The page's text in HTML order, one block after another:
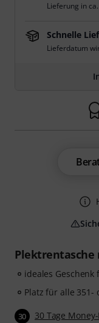
Plektrentasche
ideales
Platz für alle 351-
30 30 Tage
Lieferung in
Schnelle
Lieferdatum